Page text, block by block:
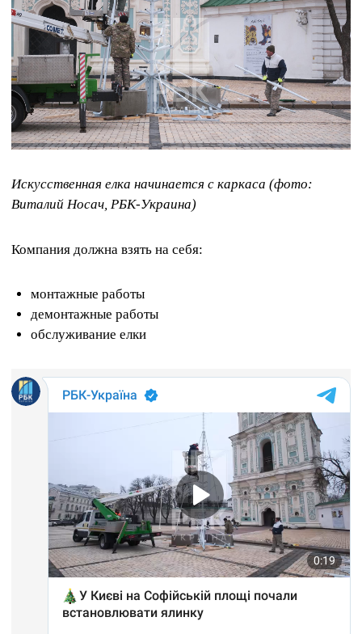
Искусственная елка начинается с каркаса (фото:
Виталий Носач, РБК-Украина)
Компания должна взять на себя:
монтажные работы
демонтажные работы
обслуживание елки